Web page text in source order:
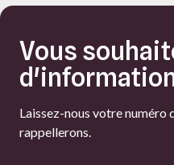
Vous
Laissez-nous votre numéro
rappellerons.